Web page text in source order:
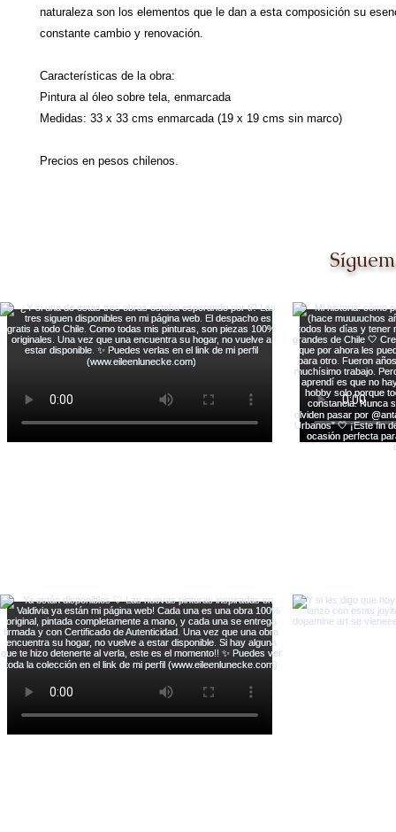
naturaleza son los elementos que le dan a esta composición su
constante cambio y renovación.
Características de la obra:
Pintura al óleo sobre tela, enmarcada
Medidas: 33 x 33 cms enmarcada (19 x 19 cms sin marco)
Precios en pesos chilenos.